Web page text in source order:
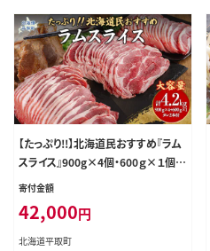
【たっぷり!!】北海道民おすすめ『ラム
スライス』900g×4個・600ｇ×１個
タレ590ｇ×2本 BRTI004
寄付金額
42,000円
北海道平取町